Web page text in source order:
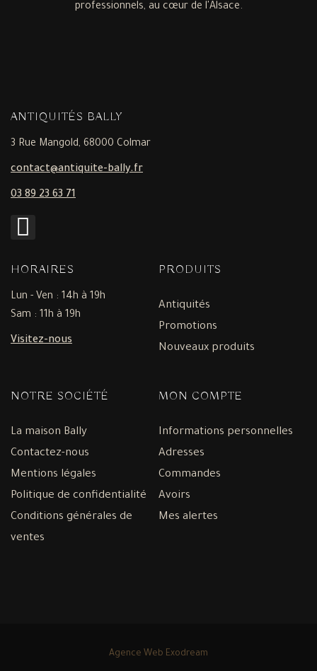
professionnels, au cœur de l'Alsace.
ANTIQUITÉS BALLY
3 Rue Mangold, 68000 Colmar
contact@antiquite-bally.fr
03 89 23 63 71
HORAIRES
Lun - Ven : 14h à 19h
Sam : 11h à 19h
Visitez-nous
PRODUITS
Antiquités
Promotions
Nouveaux produits
NOTRE SOCIÉTÉ
La maison Bally
Contactez-nous
Mentions légales
Politique de confidentialité
Conditions générales de
ventes
MON COMPTE
Informations personnelles
Adresses
Commandes
Avoirs
Mes alertes
Agence Web Exodream